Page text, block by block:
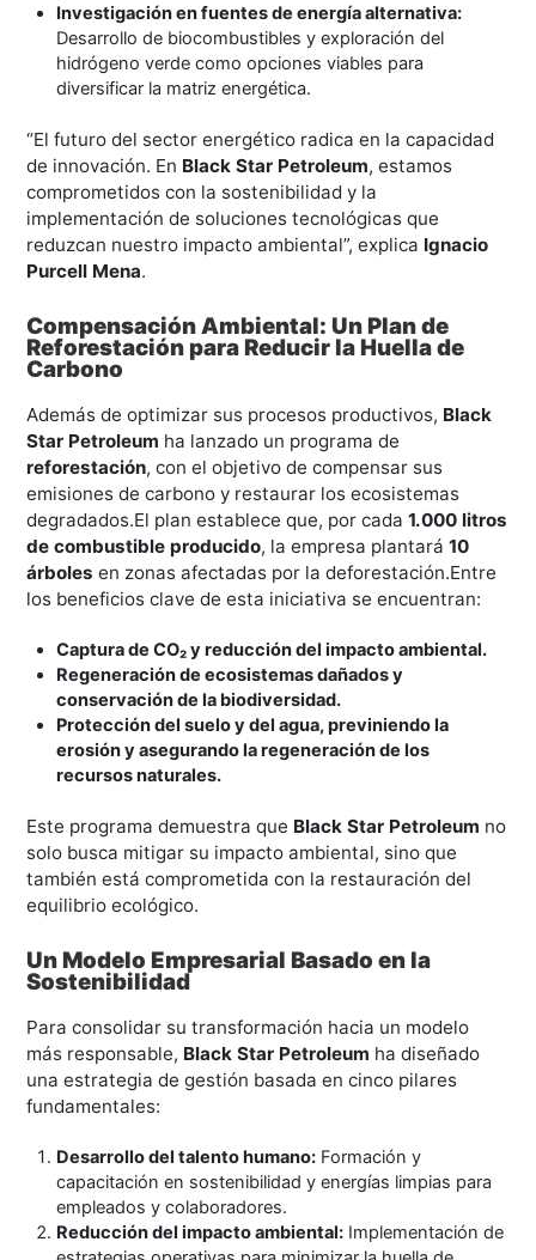
Investigación en fuentes de energía alternativa:
Desarrollo de biocombustibles y exploración del
hidrógeno verde como opciones viables para
diversificar la matriz energética.
“El futuro del sector energético radica en la capacidad
de innovación. En Black Star Petroleum, estamos
comprometidos con la sostenibilidad y la
implementación de soluciones tecnológicas que
reduzcan nuestro impacto ambiental”, explica Ignacio
Purcell Mena.
Compensación Ambiental: Un Plan de
Reforestación para Reducir la Huella de
Carbono
Además de optimizar sus procesos productivos, Black
Star Petroleum ha lanzado un programa de
reforestación, con el objetivo de compensar sus
emisiones de carbono y restaurar los ecosistemas
degradados.El plan establece que, por cada1.000 litros
de combustible producido, la empresa plantará10
árboles en zonas afectadas por la deforestación.Entre
los beneficios clave de esta iniciativa se encuentran:
Captura de CO₂ y reducción del impacto ambiental.
Regeneración de ecosistemas dañados y
conservación de la biodiversidad.
Protección del suelo y del agua, previniendo la
erosión y asegurando la regeneración de los
recursos naturales.
Este programa demuestra que Black Star Petroleum no
solo busca mitigar su impacto ambiental, sino que
también está comprometida con la restauración del
equilibrio ecológico.
Un Modelo Empresarial Basado en la
Sostenibilidad
Para consolidar su transformación hacia un modelo
más responsable, Black Star Petroleum ha diseñado
una estrategia de gestión basada en cinco pilares
fundamentales:
Desarrollo del talento humano: Formación y
capacitación en sostenibilidad y energías limpias para
empleados y colaboradores.
Reducción del impacto ambiental: Implementación de